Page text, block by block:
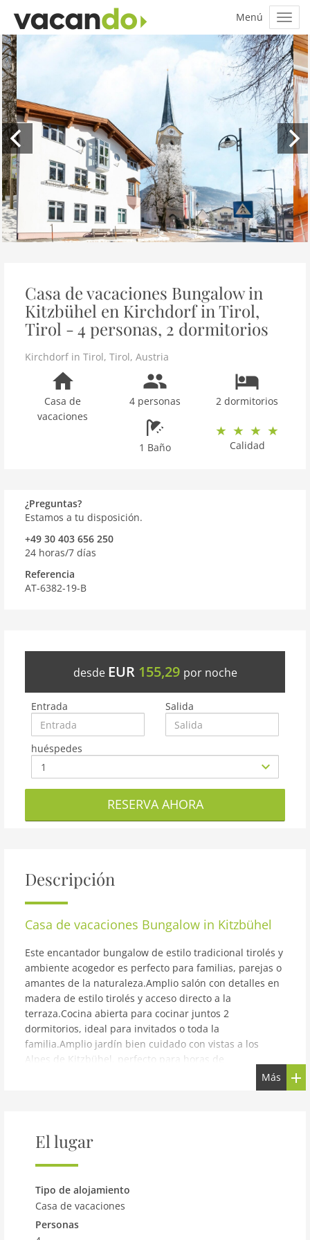
Casa de vacaciones Bungalow in
Kitzbühel en Kirchdorf in Tirol,
Tirol - 4 personas, 2 dormitorios
Kirchdorf in Tirol, Tirol, Austria
Casa de
vacaciones
4 personas 2 dormitorios
1 Baño Calidad
¿Preguntas?
Estamos a tu disposición.
+49 30 403 656 250
24 horas/7 días
Referencia
AT-6382-19-B
desde EUR 155,29 por noche
Entrada Salida
huéspedes
RESERVA AHORA
Descripción
Casa de vacaciones Bungalow in Kitzbühel
Este encantador bungalow de estilo tradicional tirolés y
ambiente acogedor es perfecto para familias, parejas o
amantes de la naturaleza.Amplio salón con detalles en
madera de estilo tirolés y acceso directo a la
terraza.Cocina abierta para cocinar juntos 2
dormitorios, ideal para invitados o toda la
familia.Amplio jardín bien cuidado con vistas a los
Alpes de Kitzbühel, perfecto para horas de
relax.Tranquilo, pero a sólo unos minutos del centro de
St. Johann. 15 minutos a Kitzbühel La propiedad ofrece
recreativas.Experimente lo mejor del estilo y la
comodidad tradicionales del Tirol: ¡su nuevo hogar en
Kitzbühel lo está esperando!
aviso: Bungalow tradicional en los Alpes de Kitzbühel
Planta baja: (salón(TV, área sofá ), cocina abierta(tetera,
fogón, cafetera, horno, nevera), dormitorio(cama doble),
Más
El lugar
Tipo de alojamiento
Casa de vacaciones
Personas